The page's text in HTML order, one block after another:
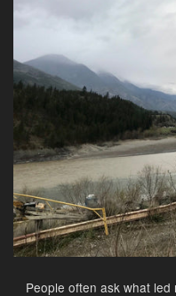
People often ask what